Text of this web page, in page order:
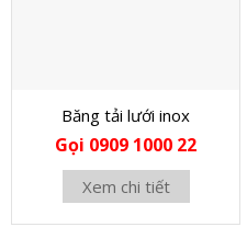
Băng tải lưới inox
Gọi 0909 1000 22
Xem chi tiết